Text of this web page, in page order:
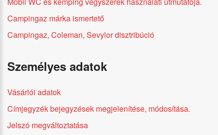
Campingaz márka ismertető
Campingaz, Coleman, Sevylor disztribúció
Személyes adatok
Vásárlói adatok
Címjegyzék bejegyzések megjelenítése, módosítása.
Jelszó megváltoztatása